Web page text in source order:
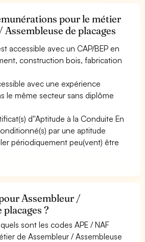
pour le métier
de placages
accessible avec un CAP/BEP en
construction bois, fabrication
avec une expérience
le même secteur sans diplôme
d''Aptitude à la Conduite En
par une aptitude
périodiquement peu(vent) être
Assembleur /
placages ?
sont les codes APE / NAF
de Assembleur / Assembleuse